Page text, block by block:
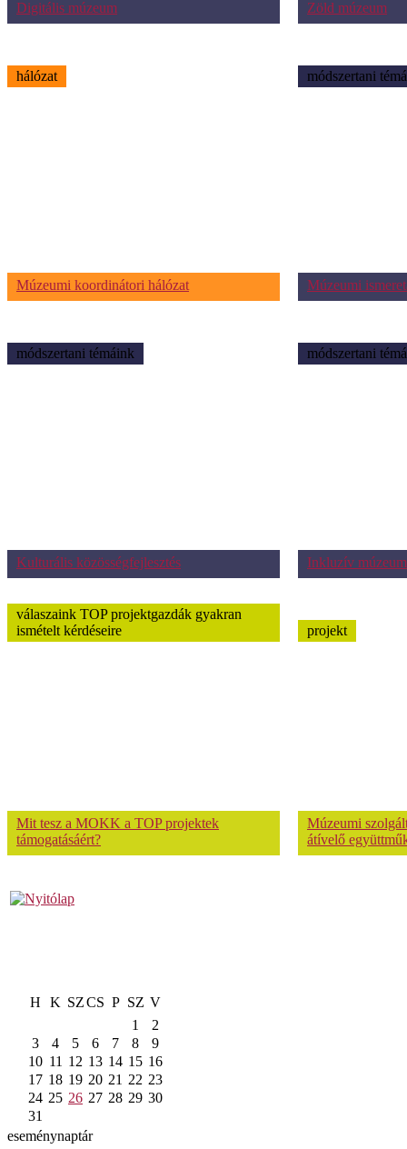
Digitális múzeum Zöld múzeum
hálózat
Múzeumi koordinátori hálózat
módszertani
Múzeumi
módszertani témáink
Kulturális közösségfejlesztés
módszertani
Inkluzív múzeum
válaszaink TOP projektgazdák gyakran
ismételt kérdéseire
Mit tesz a MOKK a TOP projektek
támogatásáért?
projekt
Múzeumi
átívelő
H K SZCS P SZ V
1
2
3
4 5 6 7 8
9
10 11 12 13 14 15 16
17 18 19 20 21 22 23
24 25 26 27 28 29 30
31
eseménynaptár